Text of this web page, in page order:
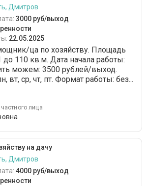
Дмитров
3000 руб/выход
22.05.2025
ца по хозяйству. Площадь
110 кв.м. Дата начала работы:
можем: 3500 рублей/выход.
вт, ср, чт, пт. Формат работы: без...
лица
на дачу
Дмитров
4000 руб/выход